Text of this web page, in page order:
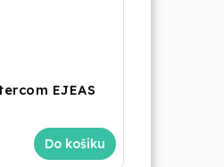
EJEAS
Do košíku